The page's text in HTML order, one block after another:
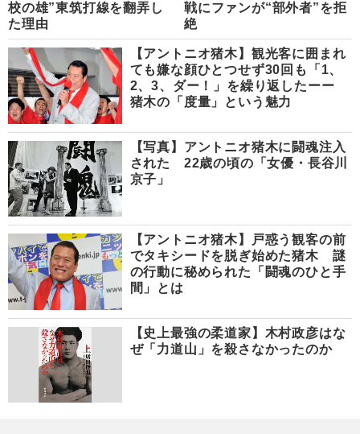
校の雄”東筑打線を翻弄し
た理由
戦にファンが“部外者”を拒
絶
【アントニオ猪木】観光客に囲まれ
ても嫌な顔ひとつせず30回も「1、
2、3、ダー！」を繰り返したーー
猪木の「度量」という魅力
【写真】アントニオ猪木に闘魂注入
された 22歳の頃の「女優・長谷川
京子」
【アントニオ猪木】戸惑う観客の前
でタキシードを脱ぎ始めた猪木 謎
の行動に秘められた「闘魂のひと手
間」とは
【史上最強の柔道家】木村政彦はな
ぜ「力道山」を殺さなかったのか